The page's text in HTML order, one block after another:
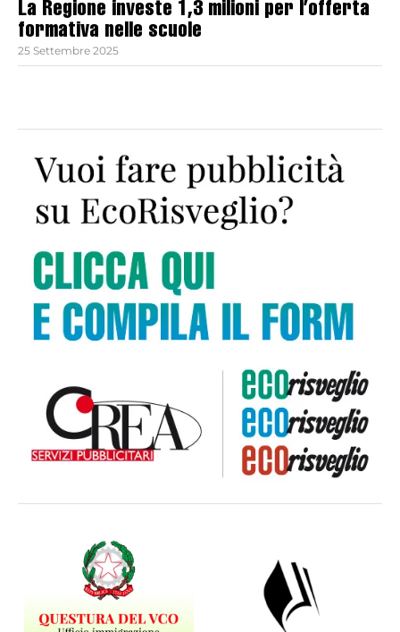
La Regione investe 1,3 milioni per l’offerta
formativa nelle scuole
25 Settembre 2025